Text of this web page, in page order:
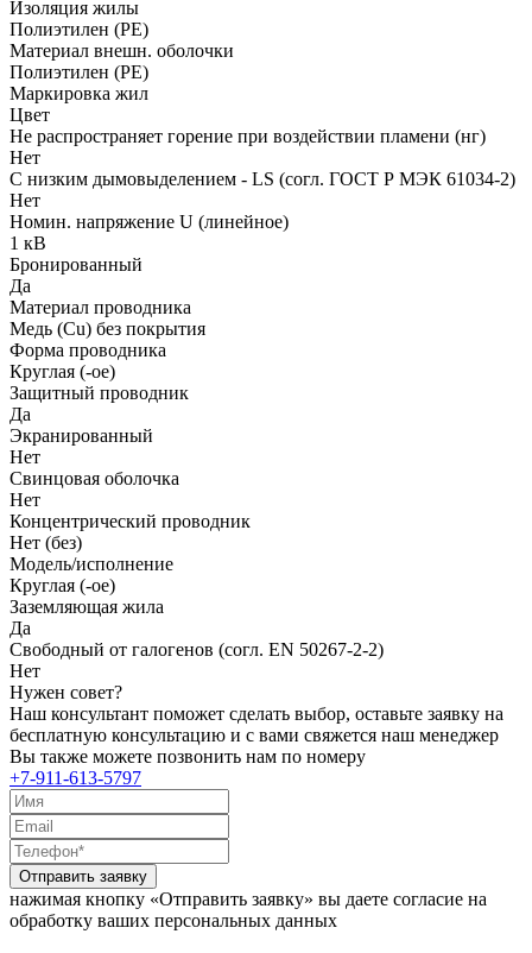
Изоляция жилы
Полиэтилен (PE)
Материал внешн. оболочки
Полиэтилен (PE)
Маркировка жил
Цвет
Не распространяет горение при воздействии пламени (нг)
Нет
С низким дымовыделением - LS (согл. ГОСТ Р МЭК 61034-2)
Нет
Номин. напряжение U (линейное)
1 кВ
Бронированный
Да
Материал проводника
Медь (Cu) без покрытия
Форма проводника
Круглая (-ое)
Защитный проводник
Да
Экранированный
Нет
Свинцовая оболочка
Нет
Концентрический проводник
Нет (без)
Модель/исполнение
Круглая (-ое)
Заземляющая жила
Да
Свободный от галогенов (согл. EN 50267-2-2)
Нет
Нужен совет?
Наш консультант поможет сделать выбор, оставьте заявку на
бесплатную консультацию и с вами свяжется наш менеджер
Вы также можете позвонить нам по номеру
+7-911-613-5797
Отправить заявку
нажимая кнопку «Отправить заявку» вы даете согласие на
обработку ваших персональных данных